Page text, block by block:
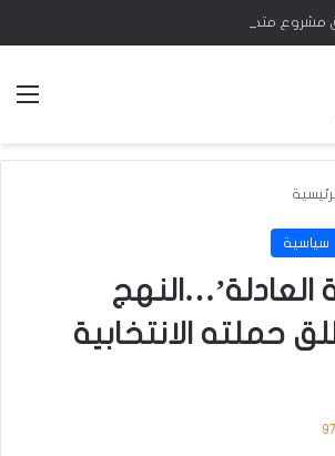
سياسية
العادلة’…النهج
حملته الانتخابية